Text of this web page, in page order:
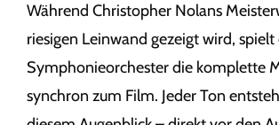
Während Christopher Nolans
riesigen Leinwand gezeigt wird, spielt
Symphonieorchester die komplette
synchron zum Film. Jeder Ton